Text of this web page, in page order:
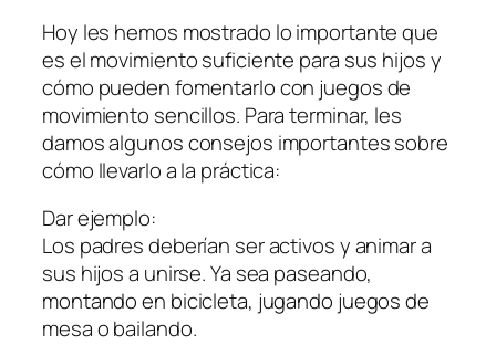
Hoy les hemos mostrado lo importante que
es el movimiento suficiente para sus hijos y
cómo pueden fomentarlo con juegos de
movimiento sencillos. Para terminar, les
damos algunos consejos importantes sobre
cómo llevarlo a la práctica:
Dar ejemplo:
Los padres deberían ser activos y animar a
sus hijos a unirse. Ya sea paseando,
montando en bicicleta, jugando juegos de
mesa o bailando.